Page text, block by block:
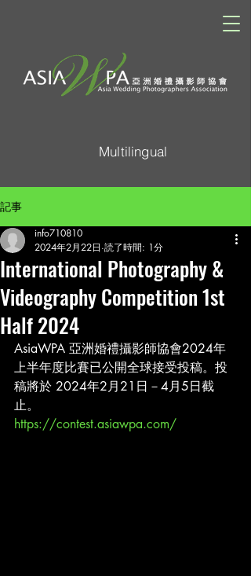
Multilingual
記事
International Photography &
Videography Competition 1st
Half 2024
info710810
2024年2月22日 読了時間: 1分
AsiaWPA 亞洲婚禮攝影師協會2024年
上半年度比賽已公開全球接受投稿。投
稿將於 2024年2月21日－4月5日截
止。
https://contest.asiawpa.com/